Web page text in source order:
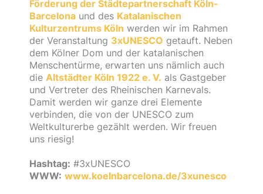
Förderung der Städtepartnerschaft Köln-
Barcelona und des Katalanischen
Kulturzentrums Köln werden wir im Rahmen
der Veranstaltung 3xUNESCO getauft. Neben
dem Kölner Dom und der katalanischen
Menschentürme, erwarten uns nämlich auch
die Altstädter Köln 1922 e. V. als Gastgeber
und Vertreter des Rheinischen Karnevals.
Damit werden wir ganze drei Elemente
verbinden, die von der UNESCO zum
Weltkulturerbe gezählt werden. Wir freuen
uns riesig!
Hashtag: #3xUNESCO
WWW: www.koelnbarcelona.de/3xunesco